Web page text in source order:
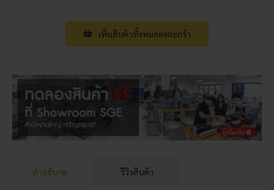
เพิ่มสินค้าทั้งหมดลงตะกร้า
คำอธิบาย รีวิวสินค้า